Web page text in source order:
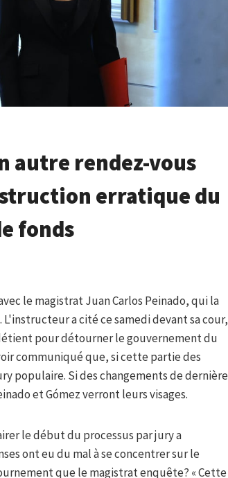
autre rendez-vous
erratique du
fonds
le magistrat Juan Carlos Peinado, qui la
a cité ce samedi devant sa cour,
pour détourner le gouvernement du
communiqué que, si cette partie des
populaire. Si des changements de dernière
et Gómez verront leurs visages.
le début du processus par jury a
ont eu du mal à se concentrer sur le
que le magistrat enquête? « Cette